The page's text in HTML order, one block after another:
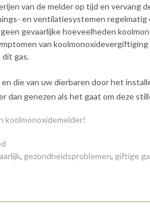
van de melder op tijd en vervang
en ventilatiesystemen
gevaarlijke hoeveelheden
van
gas.
die van uw dierbaren door het
dan genezen als het gaat om deze
koolmonoxidemelder!
, gezondheidsproblemen, giftige